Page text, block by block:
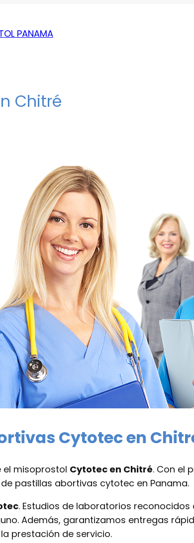
PANAMA
Chitré
Cytotec en
el misoprostol Cytotec en Chitré. Con el
pastillas abortivas cytotec en Panama.
. Estudios de laboratorios reconocidos
Además, garantizamos entregas
prestación de servicio.